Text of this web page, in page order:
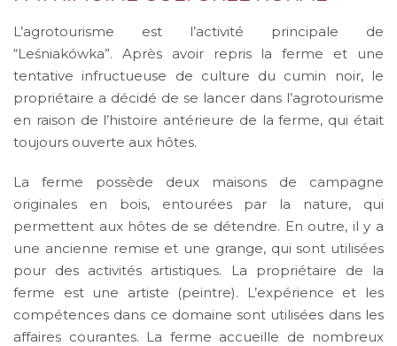
L’agrotourisme est l’activité principale de
“Leśniakówka”. Après avoir repris la ferme et une
tentative infructueuse de culture du cumin noir, le
propriétaire a décidé de se lancer dans l’agrotourisme
en raison de l’histoire antérieure de la ferme, qui était
toujours ouverte aux hôtes.
La ferme possède deux maisons de campagne
originales en bois, entourées par la nature, qui
permettent aux hôtes de se détendre. En outre, il y a
une ancienne remise et une grange, qui sont utilisées
pour des activités artistiques. La propriétaire de la
ferme est une artiste (peintre). L’expérience et les
compétences dans ce domaine sont utilisées dans les
affaires courantes. La ferme accueille de nombreux